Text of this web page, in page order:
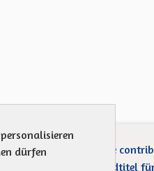
Données Charte de
Standardtitel
dürfen